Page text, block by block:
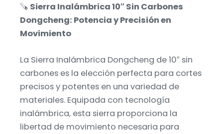
🪚 Sierra Inalámbrica 10″ Sin Carbones
Dongcheng: Potencia y Precisión en
Movimiento
La Sierra Inalámbrica Dongcheng de 10″ sin
carbones es la elección perfecta para cortes
precisos y potentes en una variedad de
materiales. Equipada con tecnología
inalámbrica, esta sierra proporciona la
libertad de movimiento necesaria para